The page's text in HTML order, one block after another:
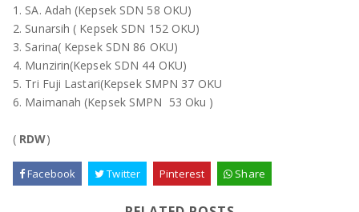
1. SA. Adah (Kepsek SDN 58 OKU)
2. Sunarsih ( Kepsek SDN 152 OKU)
3. Sarina( Kepsek SDN 86 OKU)
4. Munzirin(Kepsek SDN 44 OKU)
5. Tri Fuji Lastari(Kepsek SMPN 37 OKU
6. Maimanah (Kepsek SMPN 53 Oku )
( RDW)
Facebook Twitter Pinterest Share